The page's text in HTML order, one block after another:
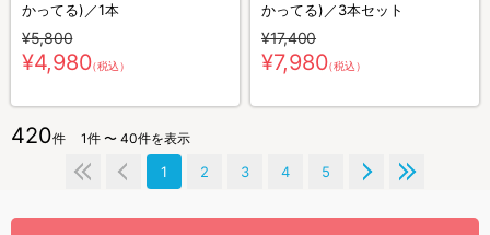
かってる)／1本
¥5,800
¥4,980（税込）
かってる)／3本セット
¥17,400
¥7,980（税込）
420件 1件 〜 40件を表示
1 2 3 4 5